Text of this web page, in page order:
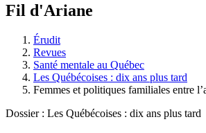
Fil d'Ariane
Érudit
Revues
Santé mentale au Québec
Les Québécoises : dix ans plus tard
Femmes et politiques familiales entre
Dossier : Les Québécoises : dix ans plus tard